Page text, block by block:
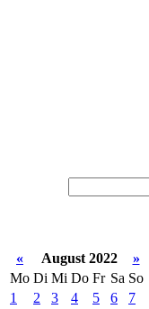
« August 2022
»
Mo Di Mi Do Fr Sa So
1
2 3 4 5 6
7